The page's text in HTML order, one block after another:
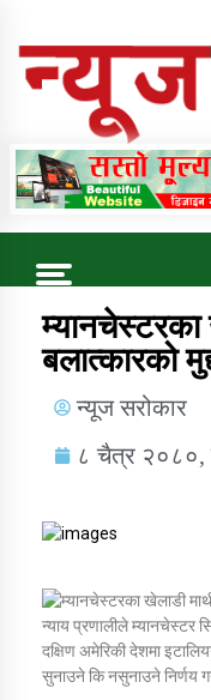
Online News Portal
Trending Now
कुषि
म्यानचेस्टरका
बलात्कारको
न्यूज सरोकार
८ चैत्र २०८०,
न्याय प्रणालीले म्यानचेस्टर
दक्षिण अमेरिकी देशमा
सुनाउने कि नसुनाउने निर्णय